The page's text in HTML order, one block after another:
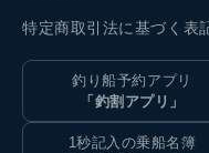
特定商取引法に基づく表
釣り船予約アプリ
「釣割アプリ」
1秒記入の乗船名簿